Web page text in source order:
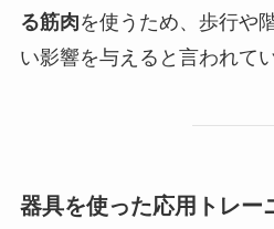
る筋肉を使うため、歩行や
い影響を与えると言われて
器具を使った応用トレー